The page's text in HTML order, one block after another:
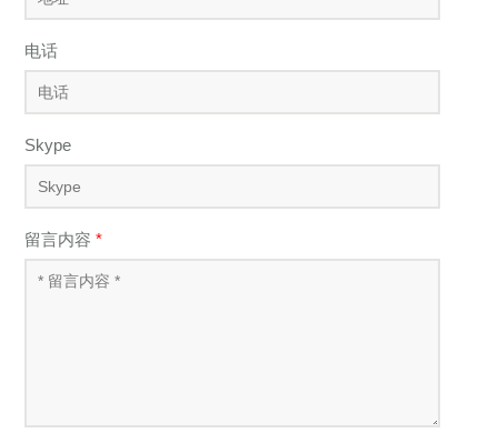
电话
Skype
留言内容 *